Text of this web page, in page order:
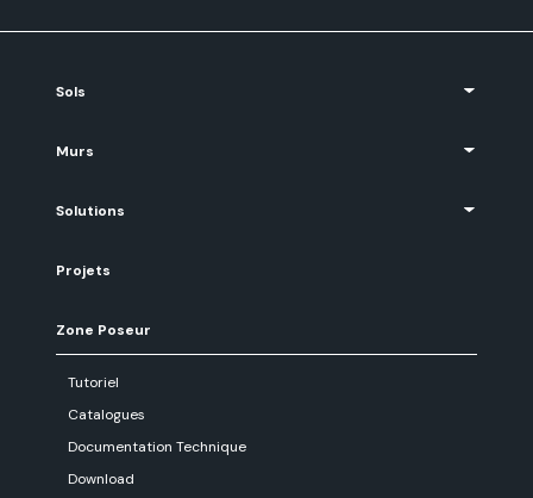
Sols
Murs
Solutions
Projets
Zone Poseur
Tutoriel
Catalogues
Documentation Technique
Download